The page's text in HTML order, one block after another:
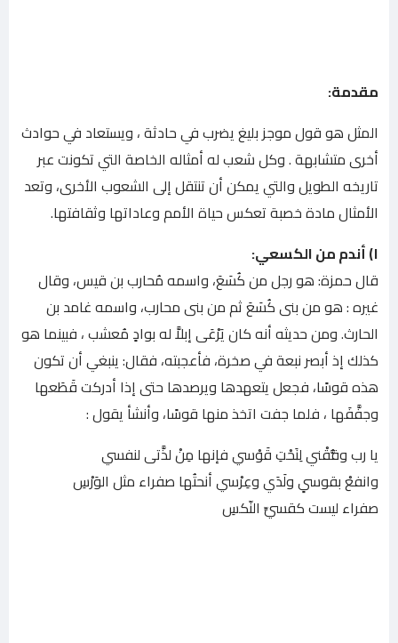
مقدمة:
المثل هو قول موجز بليغ يضرب في حادثة ، ويستعاد في حوادث
أخرى متشابهة . وكل شعب له أمثاله الخاصة التي تكونت عبر
تاريخه الطويل والتي يمكن أن تنتقل إلى الشعوب الأخرى، وتعد
الأمثال مادة خصبة تعكس حياة الأمم وعاداتها وثقافتها.
١) أندم من الكسعي:
قال حمزة: هو رجل من كُسَعَ، واسمه مُحارب بن قيس، وقال
غيره : هو من بنى كُسَعَ ثم من بنى محارب، واسمه غامد بن
الحارث. ومن حديثه أنه كان يَرْعَى إبلاَّ له بوادٍ مُعشب ، فبينما هو
كذلك إذ أبصر نبعة في صخرة، فأعجبته، فقال: ينبغي أن تكون
هذه قوسًا، فجعل يتعهدها ويرصدها حتى إذا أدركت قَطَعها
وجفَّفَها ، فلما جفت اتخذ منها قوسًا، وأنشأ يقول :
يا رب وقُّقْني لِنَحْتِ قَوْسي فإنها مِنْ لذَّتى لنفسي
وانفعْ بقوسىٍ ولَدَي وعِرْسي أنحتُها صفراء مثل الوَرْسِ
صفراء ليست كقسيِّ النّكسِ